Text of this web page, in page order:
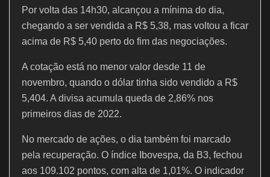
Por volta das 14h30, alcançou a mínima do dia,
chegando a ser vendida a R$ 5,38, mas voltou a ficar
acima de R$ 5,40 perto do fim das negociações.
A cotação está no menor valor desde 11 de
novembro, quando o dólar tinha sido vendido a R$
5,404. A divisa acumula queda de 2,86% nos
primeiros dias de 2022.
No mercado de ações, o dia também foi marcado
pela recuperação. O índice Ibovespa, da B3, fechou
aos 109.102 pontos, com alta de 1,01%. O indicador